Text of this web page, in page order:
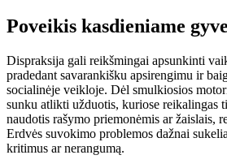
Poveikis kasdieniame
Dispraksija gali reikšmingai apsunkinti
pradedant savarankišku apsirengimu ir
socialinėje veikloje. Dėl smulkiosios
sunku atlikti užduotis, kuriose reikalingas
naudotis rašymo priemonėmis ar žaislais,
Erdvės suvokimo problemos dažnai
kritimus ar nerangumą.